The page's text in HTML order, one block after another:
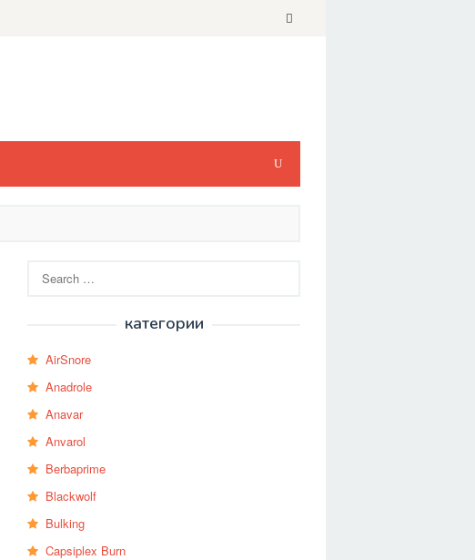
for:
категории
AirSnore
Anadrole
Anavar
Anvarol
Berbaprime
Blackwolf
Bulking
Capsiplex Burn